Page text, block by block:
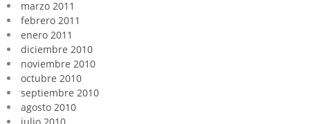
marzo 2011
febrero 2011
enero 2011
diciembre 2010
noviembre 2010
octubre 2010
septiembre 2010
agosto 2010